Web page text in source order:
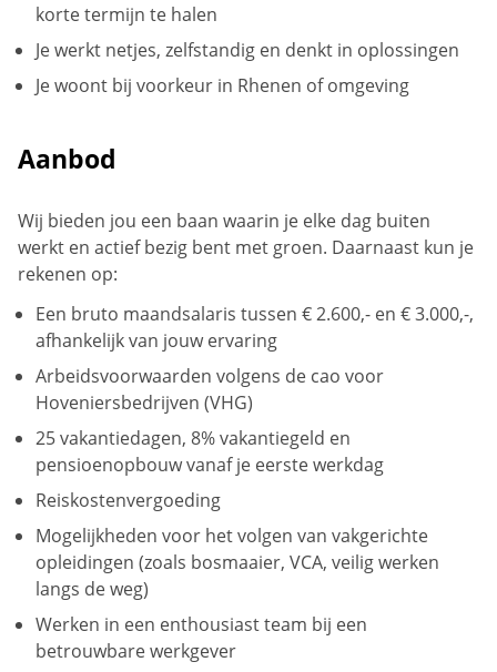
korte termijn te halen
Je werkt netjes, zelfstandig en denkt in oplossingen
Je woont bij voorkeur in Rhenen of omgeving
Aanbod
Wij bieden jou een baan waarin je elke dag buiten
werkt en actief bezig bent met groen. Daarnaast kun je
rekenen op:
Een bruto maandsalaris tussen € 2.600,- en € 3.000,-,
afhankelijk van jouw ervaring
Arbeidsvoorwaarden volgens de cao voor
Hoveniersbedrijven (VHG)
25 vakantiedagen, 8% vakantiegeld en
pensioenopbouw vanaf je eerste werkdag
Reiskostenvergoeding
Mogelijkheden voor het volgen van vakgerichte
opleidingen (zoals bosmaaier, VCA, veilig werken
langs de weg)
Werken in een enthousiast team bij een
betrouwbare werkgever